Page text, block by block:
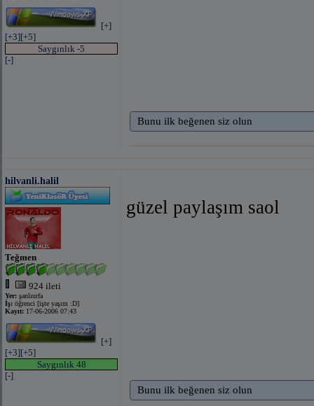
[+]
[+3][+5]
Saygınlık -5
[-]
Bunu ilk beğenen siz olun
hilvanli.halil
Teğmen
924 ileti
Yer: şanlıurfa
İş: öğrenci [işte yaşım :D]
Kayıt: 17-06-2006 07:43
[+]
[+3][+5]
Saygınlık 48
[-]
güzel paylaşım saol
Bunu ilk beğenen siz olun